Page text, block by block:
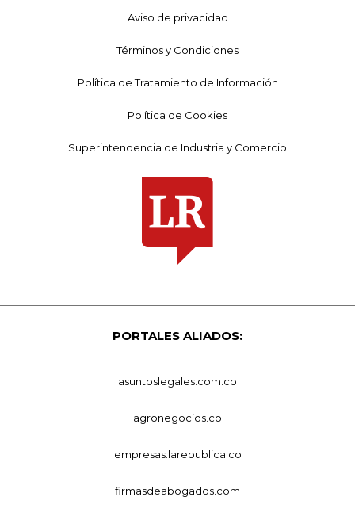
Aviso de privacidad
Términos y Condiciones
Política de Tratamiento de Información
Política de Cookies
Superintendencia de Industria y Comercio
PORTALES ALIADOS:
asuntoslegales.com.co
agronegocios.co
empresas.larepublica.co
firmasdeabogados.com